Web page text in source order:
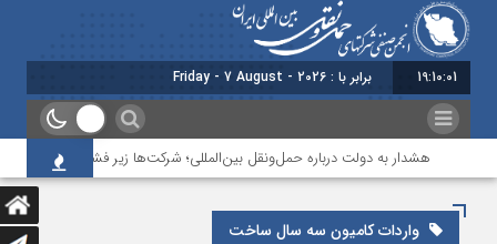
19:10:02 برابر با : Friday - 7 August - 2026
هشدار به دولت درباره حمل‌ونقل بین‌المللی؛ شرکت‌ها زیر فشار نقدینگی،
واردات کامیون سه سال ساخت